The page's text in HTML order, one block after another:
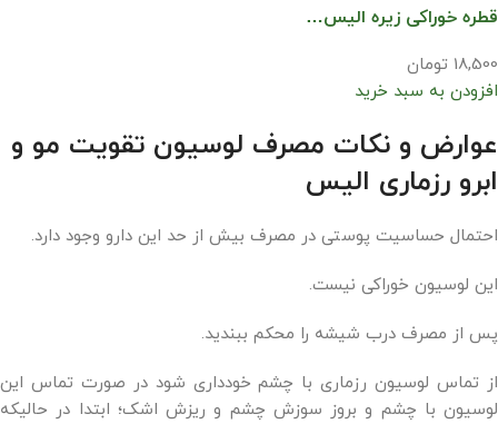
قطره خوراکی زیره الیس…
18,500 تومان
افزودن به سبد خرید
عوارض و نکات مصرف لوسیون تقویت مو و
ابرو رزماری الیس
احتمال حساسیت پوستی در مصرف بیش از حد این دارو وجود دارد.
این لوسیون خوراکی نیست.
پس از مصرف درب شیشه را محکم ببندید.
از تماس لوسیون رزماری با چشم خودداری شود در صورت تماس این
لوسیون با چشم و بروز سوزش چشم و ریزش اشک؛ ابتدا در حالیکه